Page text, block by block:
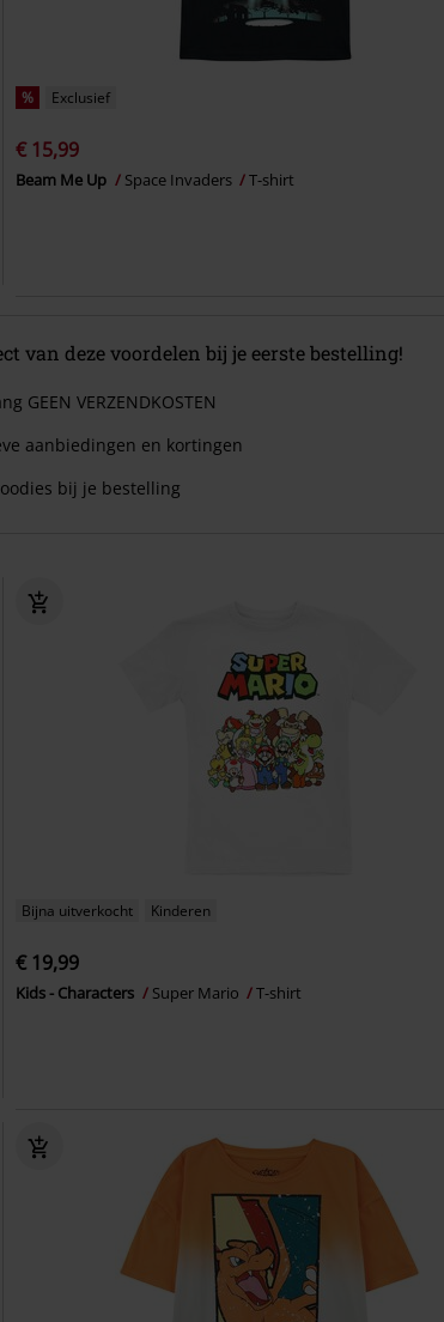
% Exclusief
€ 15,99
Beam Me Up Space Invaders T-shirt
van deze voordelen bij je eerste bestelling!
GEEN VERZENDKOSTEN
aanbiedingen en kortingen
bij je bestelling
Bijna uitverkocht Kinderen
€ 19,99
Kids - Characters Super Mario T-shirt